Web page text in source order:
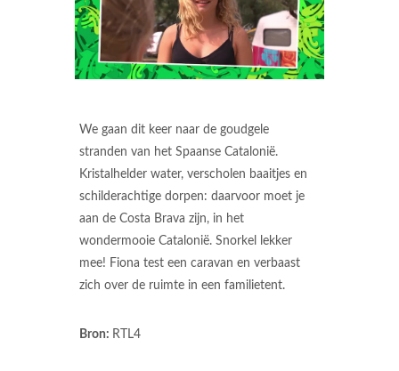
We gaan dit keer naar de goudgele
stranden van het Spaanse Catalonië.
Kristalhelder water, verscholen baaitjes en
schilderachtige dorpen: daarvoor moet je
aan de Costa Brava zijn, in het
wondermooie Catalonië. Snorkel lekker
mee! Fiona test een caravan en verbaast
zich over de ruimte in een familietent.
Bron: RTL4